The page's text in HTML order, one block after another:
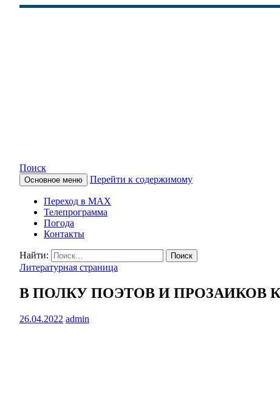
КАМЧАТСКОЕ
Поиск
Основное меню Перейти к содержимому
Переход в MAX
Телепрограмма
Погода
Контакты
Найти:
Литературная страница
В ПОЛКУ ПОЭТОВ И ПРОЗАИКОВ
26.04.2022 admin